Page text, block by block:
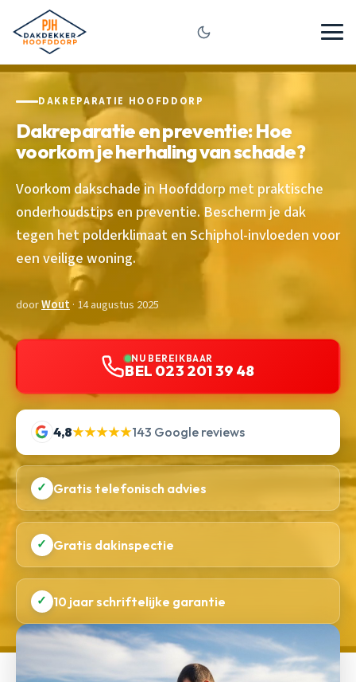
DAKREPARATIE HOOFDDORP
Dakreparatie en preventie: Hoe
voorkom je herhaling van schade?
Voorkom dakschade in Hoofddorp met praktische
onderhoudstips en preventie. Bescherm je dak
tegen het polderklimaat en Schiphol-invloeden voor
een veilige woning.
doorWout· 14 augustus 2025
NU BEREIKBAAR
BEL 023 201 39 48
4,8★★★★★143 Google reviews
✓ Gratis telefonisch advies
✓ Gratis dakinspectie
✓ 10 jaar schriftelijke garantie